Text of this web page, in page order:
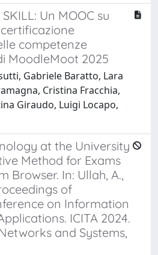
Un MOOC su
competenze
MoodleMoot 2025
Gabriele Baratto, Lara
Cristina Fracchia,
Giraudo, Luigi Locapo,
at the University
Method for Exams
Browser. In: Ullah, A.,
of
on Information
ICITA 2024.
and Systems,